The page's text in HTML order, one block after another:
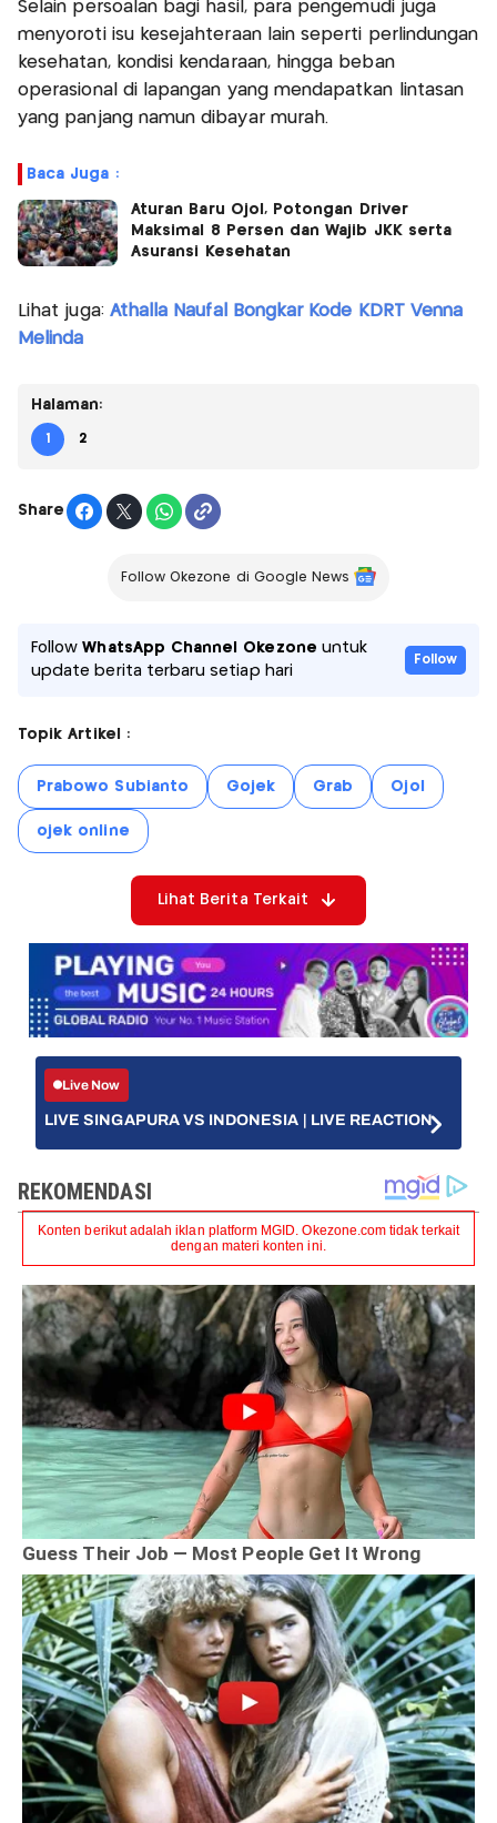
Selain persoalan bagi hasil, para pengemudi juga
menyoroti isu kesejahteraan lain seperti perlindungan
kesehatan, kondisi kendaraan, hingga beban
operasional di lapangan yang mendapatkan lintasan
yang panjang namun dibayar murah.
Baca Juga :
Aturan Baru Ojol, Potongan Driver
Maksimal 8 Persen dan Wajib JKK serta
Asuransi Kesehatan
Lihat juga: Athalla Naufal Bongkar Kode KDRT Venna
Melinda
Halaman:
1 2
Share
Follow Okezone di Google News
FollowWhatsApp Channel Okezone untuk
update berita terbaru setiap hari
Follow
Topik Artikel :
Prabowo Subianto Gojek Grab Ojol
ojek online
Lihat Berita Terkait
Live Now
LIVE SINGAPURA VS INDONESIA | LIVE REACTION